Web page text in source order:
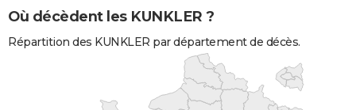
Où décèdent les KUNKLER ?
Répartition des KUNKLER par département de décès.